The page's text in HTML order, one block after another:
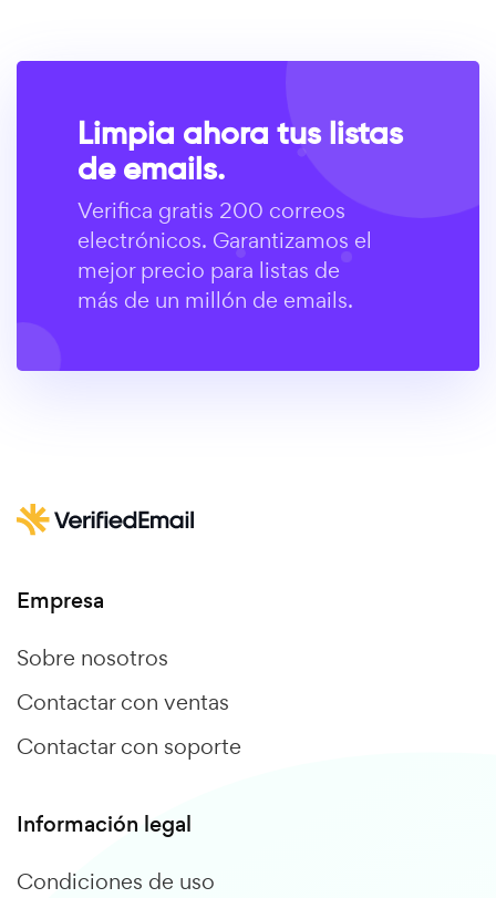
Limpia ahora tus listas
de emails.
Verifica gratis 200 correos
electrónicos. Garantizamos el
mejor precio para listas de
más de un millón de emails.
Empresa
Sobre nosotros
Contactar con ventas
Contactar con soporte
Información legal
Condiciones de uso